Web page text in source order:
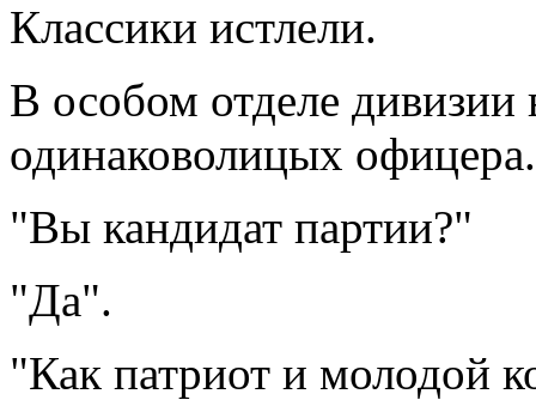
Классики истлели.
В особом отделе дивизии
одинаковолицых офицера.
"Вы кандидат партии?"
"Да".
"Как патриот и молодой